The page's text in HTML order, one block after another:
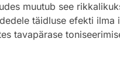
muutub see
täidluse efekti ilma
tavapärase